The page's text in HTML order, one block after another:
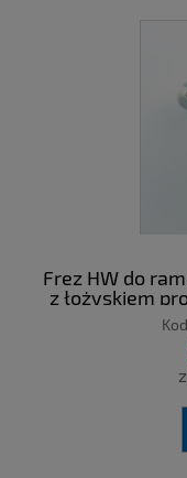
Frez HW do
z łożyskiem